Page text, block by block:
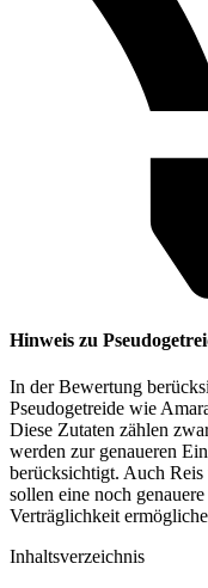
Hinweis zu
In der Bewertung
Pseudogetreide wie
Diese Zutaten zählen
werden zur genaueren
berücksichtigt. Auch Reis
sollen eine noch
Verträglichkeit
Inhaltsverzeichnis​